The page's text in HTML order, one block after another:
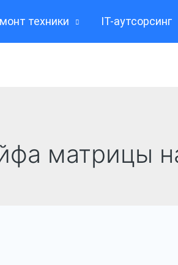
техники IT-аутсорсинг
матрицы